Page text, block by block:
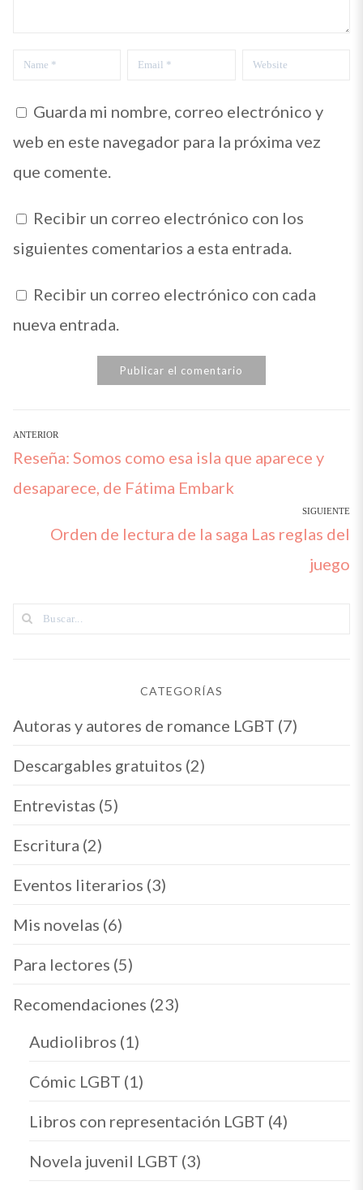
Name Email Website
Guarda mi nombre, correo electrónico y
web en este navegador para la próxima vez
que comente.
Recibir un correo electrónico con los
siguientes comentarios a esta entrada.
Recibir un correo electrónico con cada
nueva entrada.
Navegación
de
entradas
ANTERIOR
Post
anterior:
Reseña: Somos como esa isla que aparece y
desaparece, de Fátima Embark
SIGUIENTE
Siguiente
Orden de lectura de la saga Las reglas del
juego
CATEGORÍAS
Autoras y autores de romance LGBT (7)
Descargables gratuitos (2)
Entrevistas (5)
Escritura (2)
Eventos literarios (3)
Mis novelas (6)
Para lectores (5)
Recomendaciones (23)
Audiolibros (1)
Cómic LGBT (1)
Libros con representación LGBT (4)
Novela juvenil LGBT (3)